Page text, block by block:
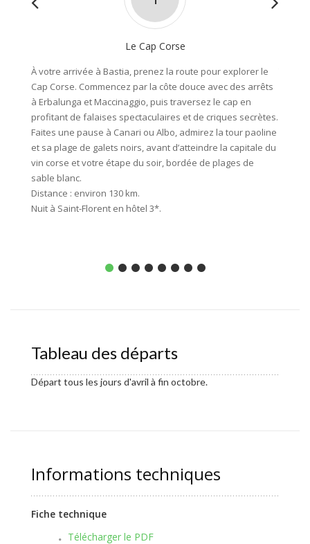
Le Cap Corse
À votre arrivée à Bastia, prenez la route pour explorer le
Cap Corse. Commencez par la côte douce avec des arrêts
à Erbalunga et Maccinaggio, puis traversez le cap en
profitant de falaises spectaculaires et de criques secrètes.
Faites une pause à Canari ou Albo, admirez la tour paoline
et sa plage de galets noirs, avant d’atteindre la capitale du
vin corse et votre étape du soir, bordée de plages de
sable blanc.
Distance : environ 130 km.
Nuit à Saint-Florent en hôtel 3*.
Tableau des départs
Départ tous les jours d'avril à fin octobre.
Informations techniques
Fiche technique
Télécharger le PDF